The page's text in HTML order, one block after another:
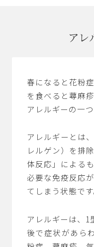
アレ
春になると花粉
を食べると蕁麻
アレルギーの一つ
アレルギーとは
レルゲン）を排
体反応」による
必要な免疫反応
てしまう状態です
アレルギーは、1
後で症状があら